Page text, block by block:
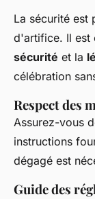
La sécurité est
d'artifice. Il est
sécurité et la
célébration
Respect des
Assurez-vous
instructions
dégagé est
Guide des